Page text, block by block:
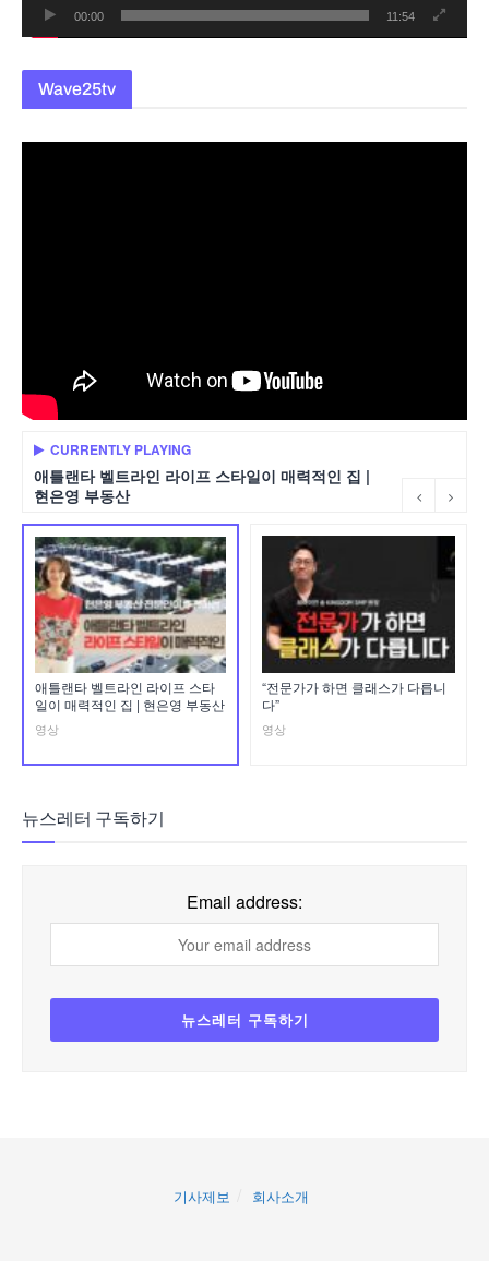
00:00 11:54
Wave25tv
CURRENTLY PLAYING
애틀랜타 벨트라인 라이프 스타일이 매력적인 집 |
현은영 부동산
애틀랜타 벨트라인 라이프 스타
일이 매력적인 집 | 현은영 부동산
영상
“전문가가 하면 클래스가 다릅니
다”
영상
뉴스레터 구독하기
Email address:
기사제보 회사소개